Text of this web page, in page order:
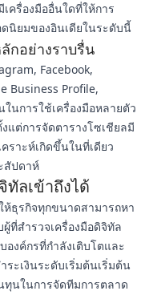
ครื่องมืออื่นใดที่ให้การ
นิยมของอินเดียในระดับนี้
กอย่างราบรื่น
Facebook,
Business Profile,
นการใช้เครื่องมือหลายตัว
แต่การจัดตารางโซเชียลมี
ราะห์เกิดขึ้นในที่เดียว
สัปดาห์
ทัลเข้าถึงได้
ห้ธุรกิจทุกขนาดสามารถหา
ที่สำรวจเครื่องมือดิจิทัล
งค์กรที่กำลังเติบโตและ
ะเงินระดับเริ่มต้นเริ่มต้น
ทุนในการจัดทีมการตลาด